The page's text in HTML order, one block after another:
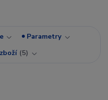
Parametry
5